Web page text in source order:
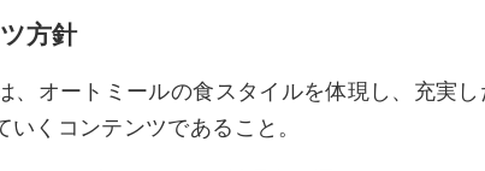
方針
、オートミールの食スタイルを体現し、充実し
くコンテンツであること。